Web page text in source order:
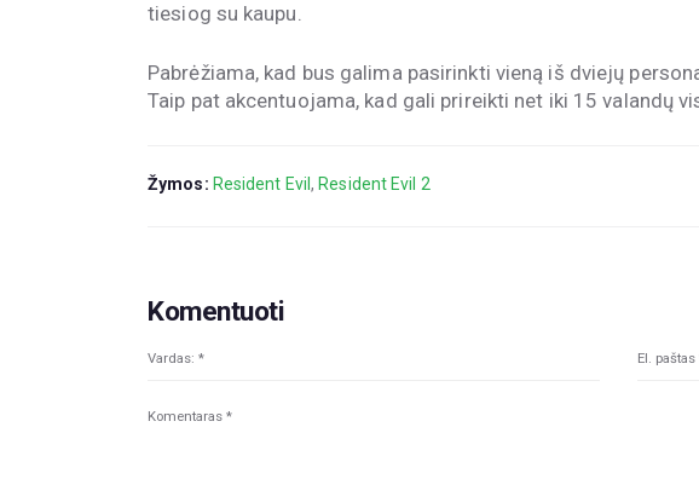
tiesiog su kaupu.
Pabrėžiama, kad bus galima pasirinkti vieną iš dviejų
Taip pat akcentuojama, kad gali prireikti net iki 15 valandų
Žymos: Resident Evil, Resident Evil 2
Komentuoti